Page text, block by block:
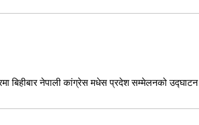
नेपाली कांग्रेस मधेस प्रदेश सम्मेलनको उद्घाटन